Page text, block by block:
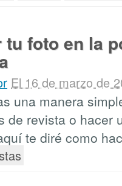
tu foto en la
El 16 de marzo de
una manera
de revista o hacer
te diré como